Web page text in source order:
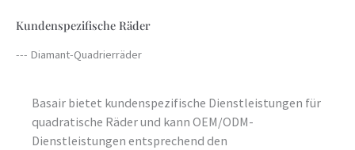
Kundenspezifische Räder
--- Diamant-Quadrierräder
Basair bietet kundenspezifische Dienstleistungen für
quadratische Räder und kann OEM/ODM-
Dienstleistungen entsprechend den